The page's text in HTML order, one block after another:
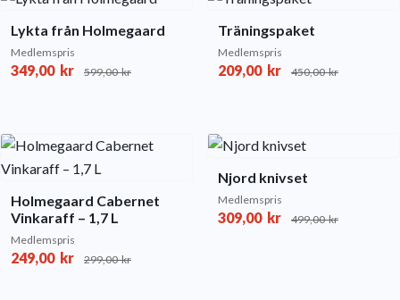
Lykta från Holmegaard
Medlemspris
349,00 kr 599,00kr
Träningspaket
Medlemspris
209,00 kr 450,00kr
Holmegaard Cabernet
Vinkaraff – 1,7 L
Medlemspris
249,00 kr 299,00kr
Njord knivset
Medlemspris
309,00 kr 499,00kr